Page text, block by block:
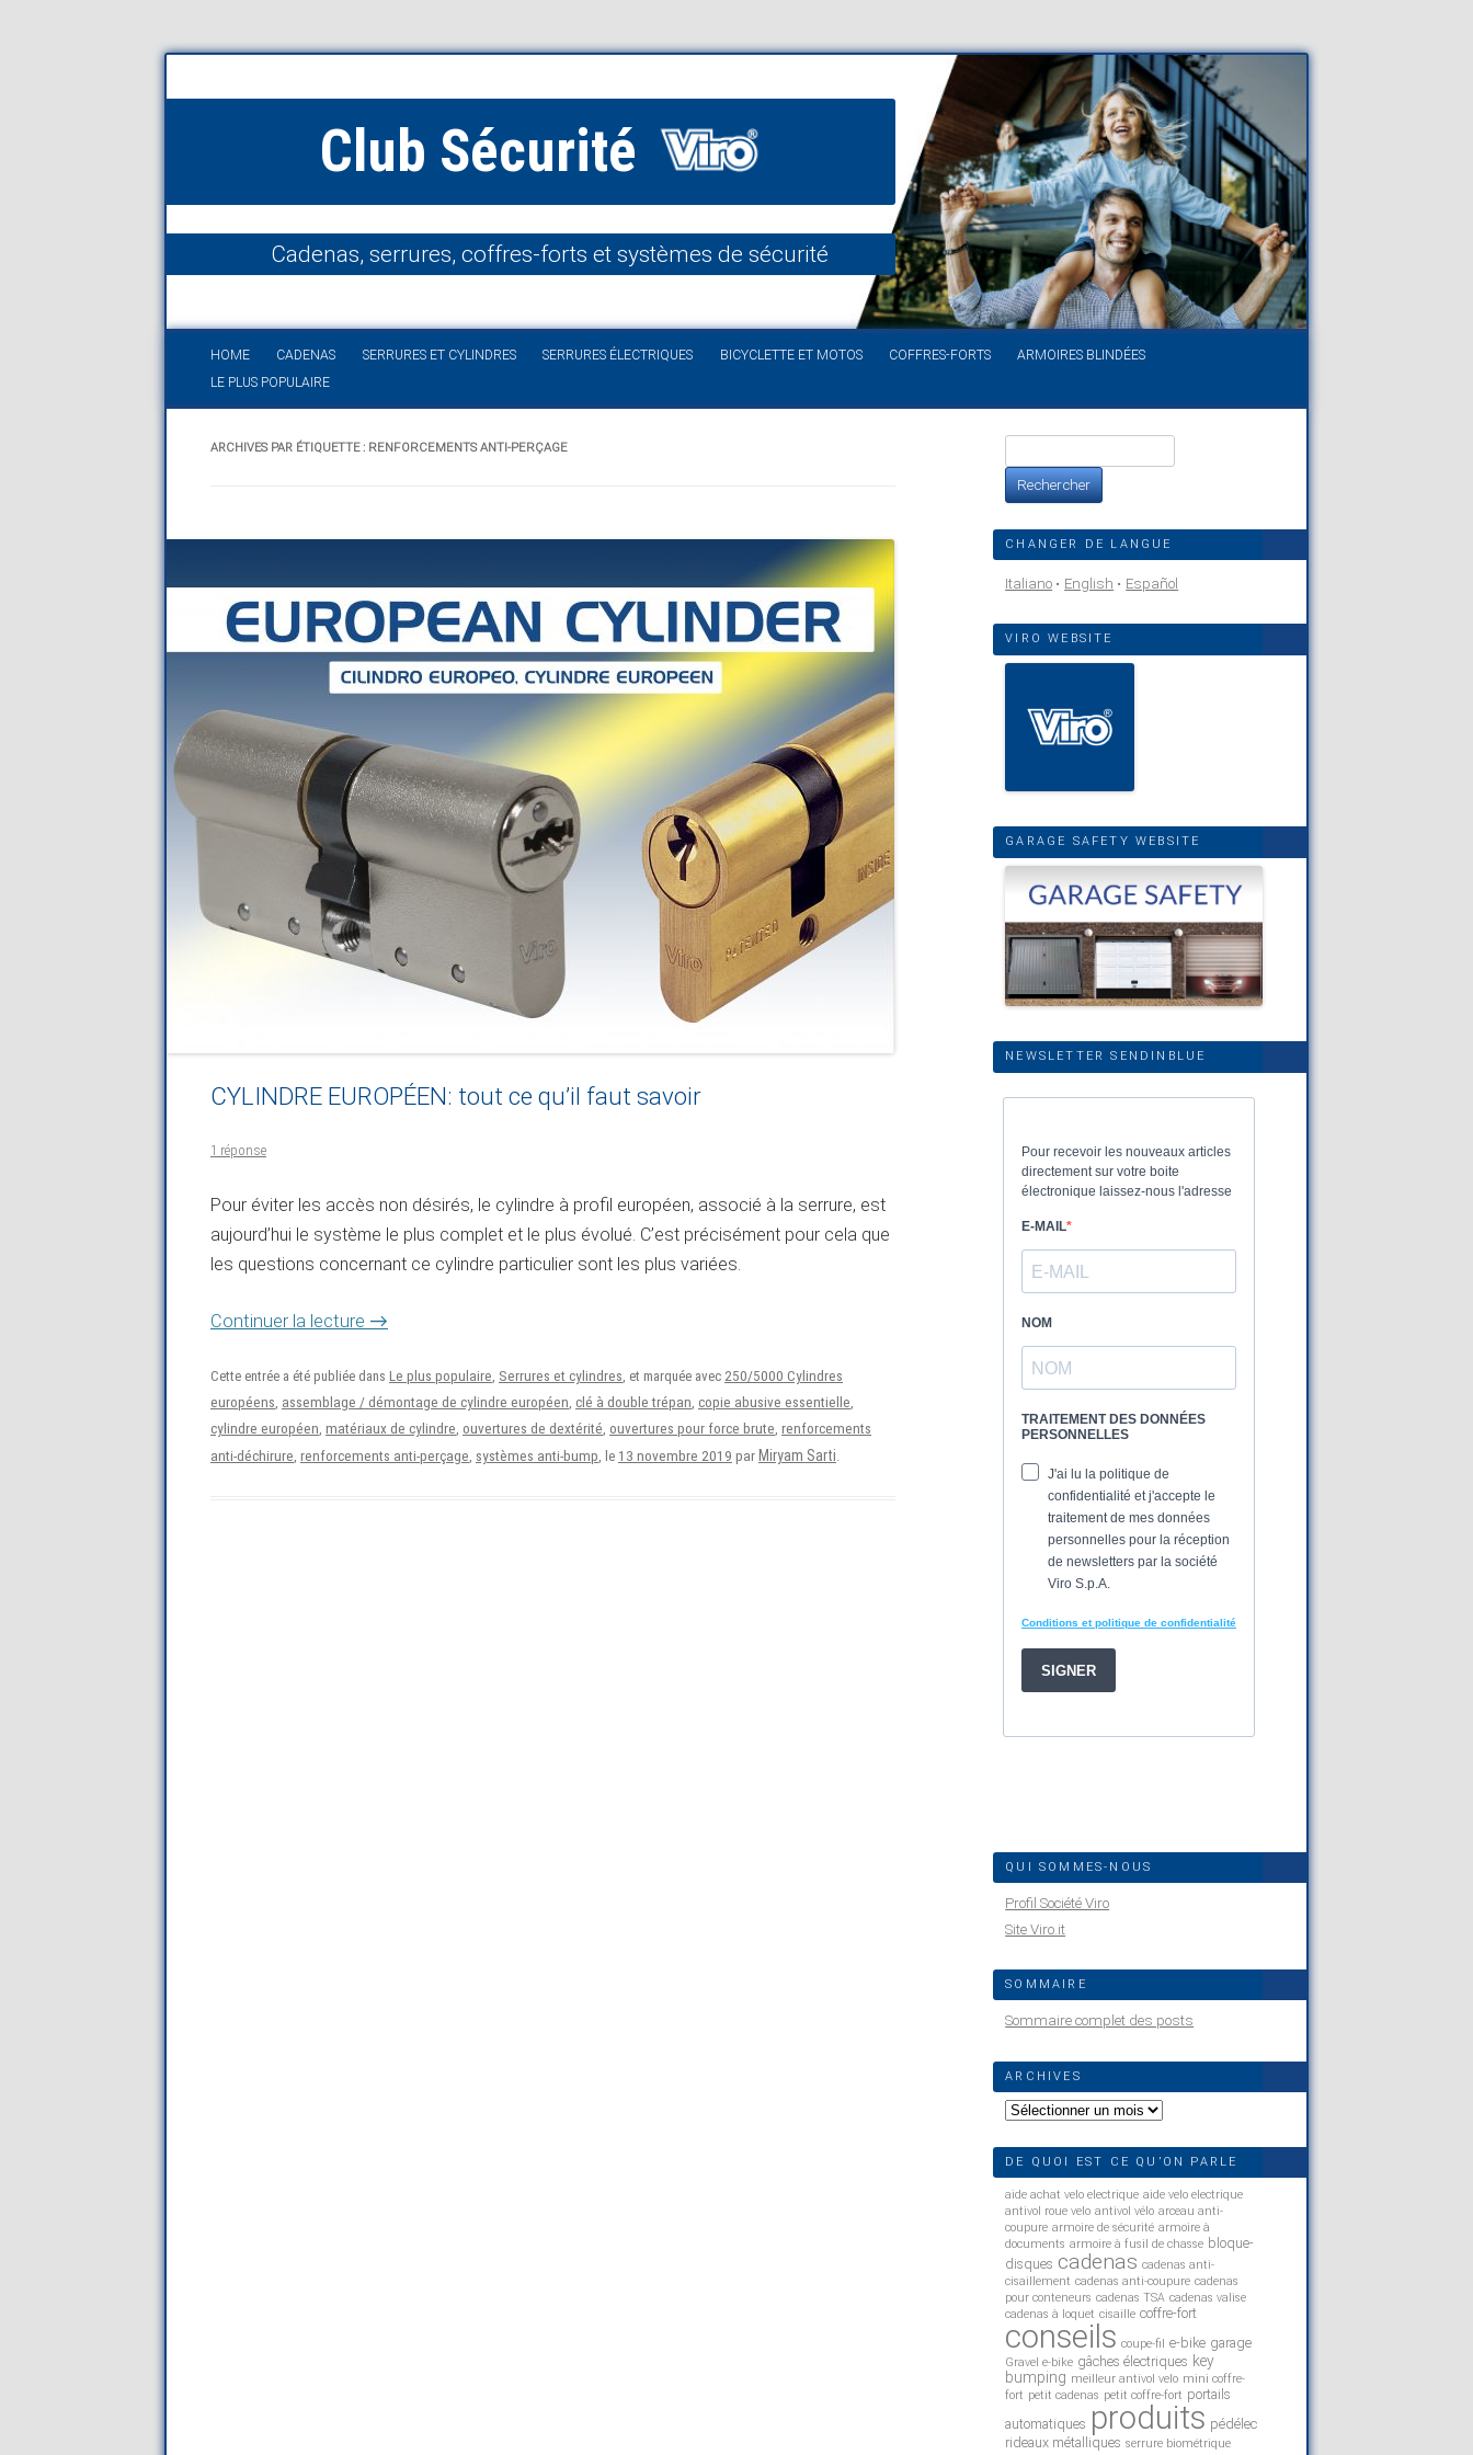
Club Sécurité
Cadenas, serrures, coffres-forts et systèmes de sécurité
HOME CADENAS SERRURES ET CYLINDRES SERRURES ÉLECTRIQUES BICYCLETTE ET MOTOS COFFRES-FORTS
ARMOIRES BLINDÉES
LE PLUS POPULAIRE
ARCHIVES PAR ÉTIQUETTE : RENFORCEMENTS ANTI-PERÇAGE
CYLINDRE EUROPÉEN: tout ce qu’il faut savoir
1 réponse
Pour éviter les accès non désirés, le cylindre à profil européen, associé à la serrure, est
aujourd’hui le système le plus complet et le plus évolué. C’est précisément pour cela que
les questions concernant ce cylindre particulier sont les plus variées.
Continuer la lecture →
Cette entrée a été publiée dans Le plus populaire Serrures et cylindres , et marquée avec 250/5000 Cylindres
européens assemblage / démontage de cylindre européen clé à double trépan copie abusive essentielle
cylindre européen matériaux de cylindre ouvertures de dextérité ouvertures pour force brute renforcements
anti-déchirure renforcements anti-perçage systèmes anti-bump , le 13 novembre 2019 par Miryam Sarti
CHANGER DE LANGUE
Italiano English Español
VIRO WEBSITE
GARAGE SAFETY WEBSITE
NEWSLETTER SENDINBLUE
QUI SOMMES-NOUS
Profil Société Viro
Site Viro.it
SOMMAIRE
Sommaire complet des posts
ARCHIVES
Archives
DE QUOI EST CE QU’ON PARLE
aide achat velo electrique aide velo electrique
antivol roue velo antivol vélo arceau anti-
coupure armoire de sécurité armoire à
documents armoire à fusil de chasse bloque-
disques cadenas cadenas anti-
cisaillement cadenas anti-coupure cadenas
pour conteneurs cadenas TSA cadenas valise
cadenas à loquet cisaille coffre-fort
conseils coupe-fil e-bike garage
Gravel e-bike gâches électriques key
bumping meilleur antivol velo mini coffre-
fort petit cadenas petit coffre-fort portails
automatiques produits pédélec
rideaux métalliques serrure biométrique